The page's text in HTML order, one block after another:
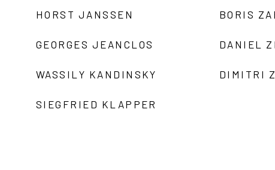
HORST JANSSEN
GEORGES JEANCLOS
WASSILY KANDINSKY
SIEGFRIED KLAPPER
BORIS
DANIEL
DIMITRI